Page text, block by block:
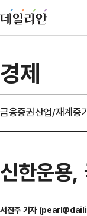
경제
금융증권산업/재계중
신한운용,
서진주 기자